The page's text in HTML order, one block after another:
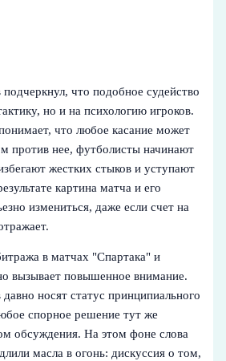
что подобное судейство
но и на психологию игроков.
что любое касание может
против нее, футболисты начинают
жестких стыков и уступают
картина матча и его
измениться, даже если счет на
в матчах "Спартака" и
вызывает повышенное внимание.
носят статус принципиального
спорное решение тут же
обсуждения. На этом фоне слова
масла в огонь: дискуссия о том,